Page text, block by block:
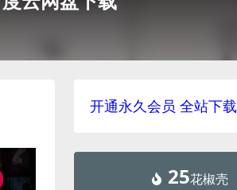
开通永久会员 全站下载
25花椒壳